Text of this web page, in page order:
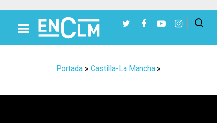
Portada » Castilla-La Mancha »